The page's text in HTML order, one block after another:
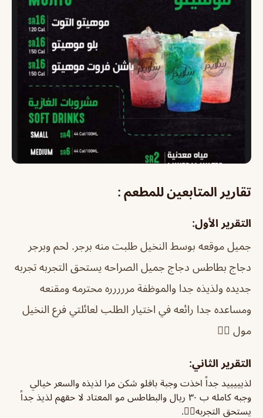
تقارير المتابعين للمطعم :
التقرير الأول:
جميل موقعه بوسط النخيل طلبت منه برجر. لحم وبرجر
دجاج بطاطس دجاج جميل الصراحه يستحق التجربه تجربه
جديده ولذيذه جدا والموظفة مررررره محترمه ومقنعه
ومساعده جدا رائعه في اختيار الطلب لعائلتي فرع النخيل
مول 👍🏻
التقرير الثاني:
لذيييييد جداً اخذت وجبة بافلو شكن مرا لذيذه والسعر خيالي
وجبه كامله ب ٣٠ ريال والبطاطس مو المعتاد لا حقهم لذيذ جداً
يستحق التجربه👍🏻.